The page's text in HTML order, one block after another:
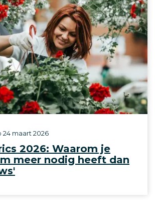
2026: Waarom je
meer nodig heeft dan
24 maart 2026